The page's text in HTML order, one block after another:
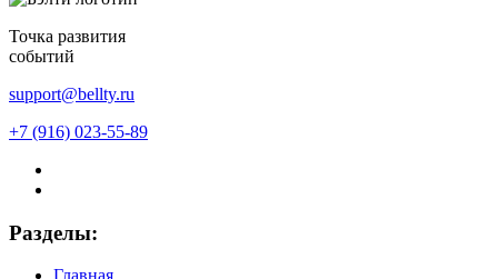
Точка развития
событий
support@bellty.ru
+7 (916) 023-55-89
Разделы: